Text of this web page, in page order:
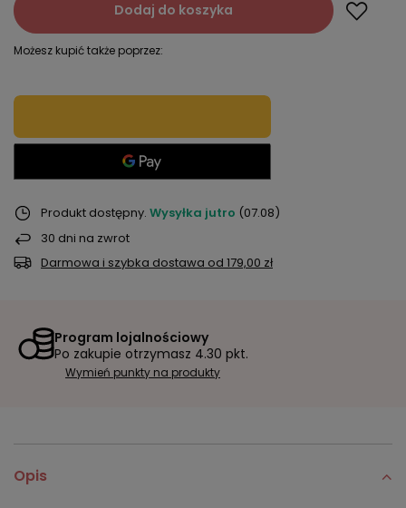
Dodaj do koszyka
Możesz kupić także poprzez:
Produkt dostępny Wysyłka jutro (07.08)
30 dni na zwrot
Darmowa i szybka dostawa od 179,00 zł
Program lojalnościowy
Po zakupie otrzymasz 4.30 pkt.
Wymień punkty na produkty
Opis